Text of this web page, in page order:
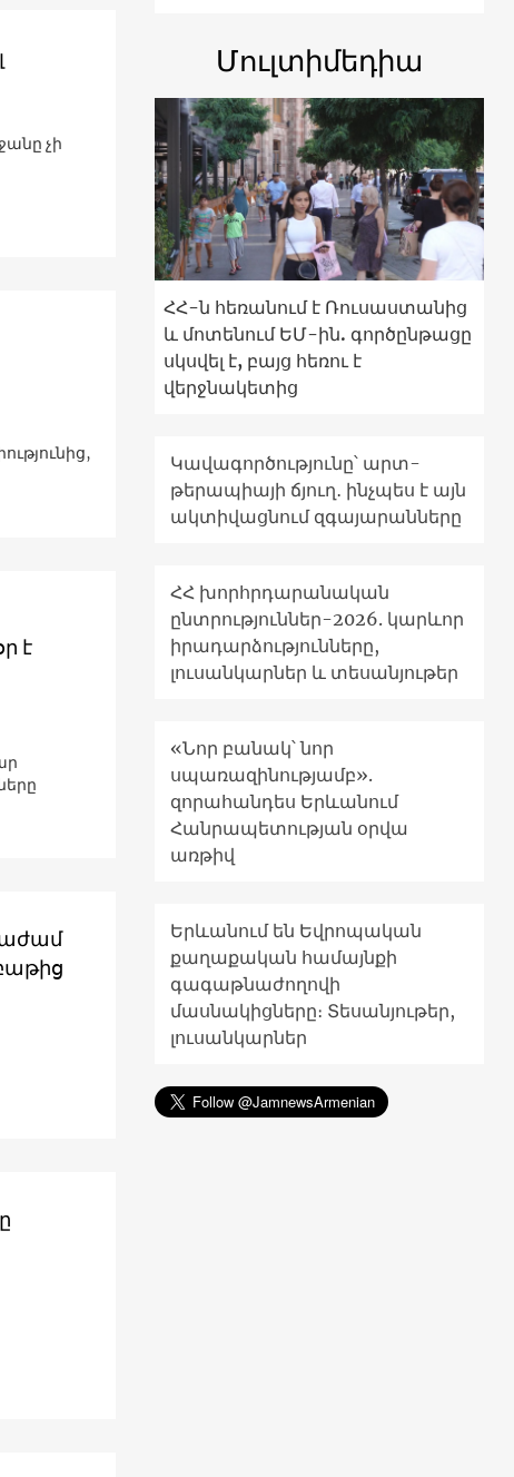
չի
է
Մուլտիմեդիա
ՀՀ-ն հեռանում է Ռուսաստանից
և մոտենում ԵՄ-ին. գործընթացը
սկսվել է, բայց հեռու է
վերջնակետից
Կավագործությունը՝ արտ-
թերապիայի ճյուղ․ ինչպես է այն
ակտիվացնում զգայարանները
ՀՀ խորհրդարանական
ընտրություններ-2026. կարևոր
իրադարձությունները,
լուսանկարներ և տեսանյութեր
«Նոր բանակ՝ նոր
սպառազինությամբ».
զորահանդես Երևանում
Հանրապետության օրվա
առթիվ
Երևանում են Եվրոպական
քաղաքական համայնքի
գագաթնաժողովի
մասնակիցները։ Տեսանյութեր,
լուսանկարներ